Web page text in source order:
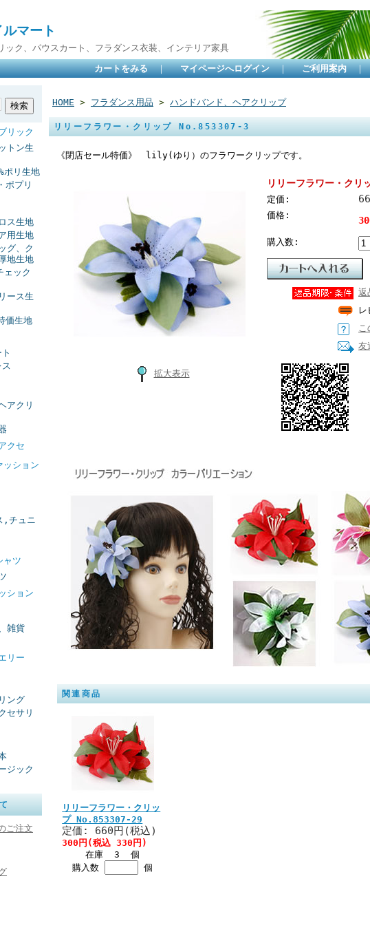
マート
ック、パウスカート、フラダンス衣装、インテリア家具
カートをみる ｜ マイページへログイン ｜ ご利用案内 ｜
リック
トン生
ポリ生地
ポプリ
ス生地
用生地
グ、ク
地生地
ック
ース生
価生地
アクリ
クセ
ッション
,チュニ
ャツ
ション
雑貨
リー
ング
セサリ
ジック
ご注文
HOME > フラダンス用品 > ハンドバンド、ヘアクリップ
リリーフラワー・クリップ No.853307-3
《閉店セール特価》 lily(ゆり）のフラワークリップです。
拡大表示
リリーフラワー・ク
定価:
価格:
購入数:
返
こ
友
関連商品
リリーフラワー・クリッ
プ No.853307-29
定価: 660円(税込)
300円(税込 330円)
在庫 3 個
購入数
個